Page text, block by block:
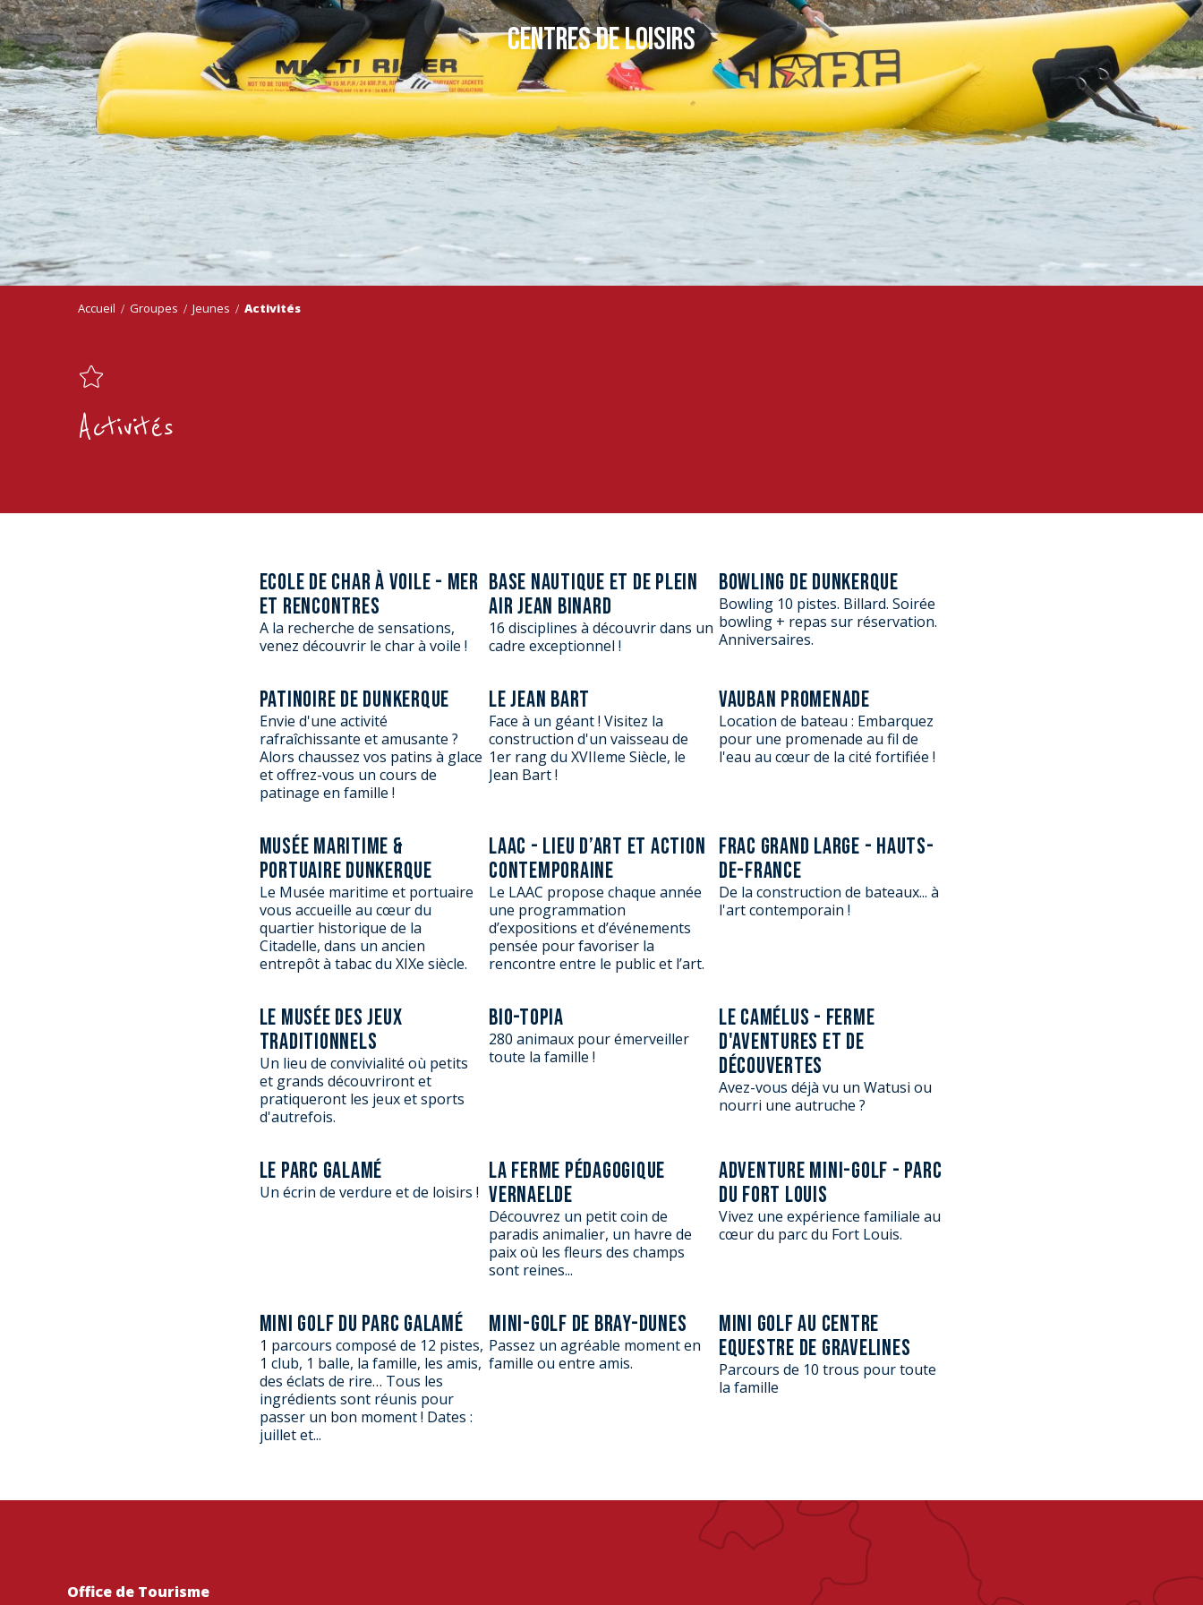
Centres de loisirs
Accueil Groupes Jeunes Activités
Activités
ECOLE DE CHAR À VOILE - MER
ET RENCONTRES
A la recherche de sensations,
venez découvrir le char à voile !
BASE NAUTIQUE ET DE PLEIN
AIR JEAN BINARD
16 disciplines à découvrir dans un
cadre exceptionnel !
BOWLING DE DUNKERQUE
Bowling 10 pistes. Billard. Soirée
bowling + repas sur réservation.
Anniversaires.
PATINOIRE DE DUNKERQUE
Envie d'une activité
rafraîchissante et amusante ?
Alors chaussez vos patins à glace
et offrez-vous un cours de
patinage en famille !
LE JEAN BART
Face à un géant ! Visitez la
construction d'un vaisseau de
1er rang du XVIIeme Siècle, le
Jean Bart !
VAUBAN PROMENADE
Location de bateau : Embarquez
pour une promenade au fil de
l'eau au cœur de la cité fortifiée !
MUSÉE MARITIME &
PORTUAIRE DUNKERQUE
Le Musée maritime et portuaire
vous accueille au cœur du
quartier historique de la
Citadelle, dans un ancien
entrepôt à tabac du XIXe siècle.
LAAC - LIEU D’ART ET ACTION
CONTEMPORAINE
Le LAAC propose chaque année
une programmation
d’expositions et d’événements
pensée pour favoriser la
rencontre entre le public et l’art.
FRAC GRAND LARGE - HAUTS-
DE-FRANCE
De la construction de bateaux... à
l'art contemporain !
LE MUSÉE DES JEUX
TRADITIONNELS
Un lieu de convivialité où petits
et grands découvriront et
pratiqueront les jeux et sports
d'autrefois.
BIO-TOPIA
280 animaux pour émerveiller
toute la famille !
LE CAMÉLUS - FERME
D'AVENTURES ET DE
DÉCOUVERTES
Avez-vous déjà vu un Watusi ou
nourri une autruche ?
LE PARC GALAMÉ
Un écrin de verdure et de loisirs !
LA FERME PÉDAGOGIQUE
VERNAELDE
Découvrez un petit coin de
paradis animalier, un havre de
paix où les fleurs des champs
sont reines...
ADVENTURE MINI-GOLF - PARC
DU FORT LOUIS
Vivez une expérience familiale au
cœur du parc du Fort Louis.
MINI GOLF DU PARC GALAMÉ
1 parcours composé de 12 pistes,
1 club, 1 balle, la famille, les amis,
des éclats de rire… Tous les
ingrédients sont réunis pour
passer un bon moment ! Dates :
juillet et...
MINI-GOLF DE BRAY-DUNES
Passez un agréable moment en
famille ou entre amis.
MINI GOLF AU CENTRE
EQUESTRE DE GRAVELINES
Parcours de 10 trous pour toute
la famille
Office de Tourisme